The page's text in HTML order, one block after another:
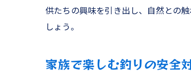
供たちの興味を引き出し、自然との
しょう。
家族で楽しむ釣りの安全